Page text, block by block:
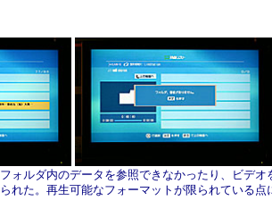
ォルダ内のデータを参照できなかったり、ビデオ
れた。再生可能なフォーマットが限られている点